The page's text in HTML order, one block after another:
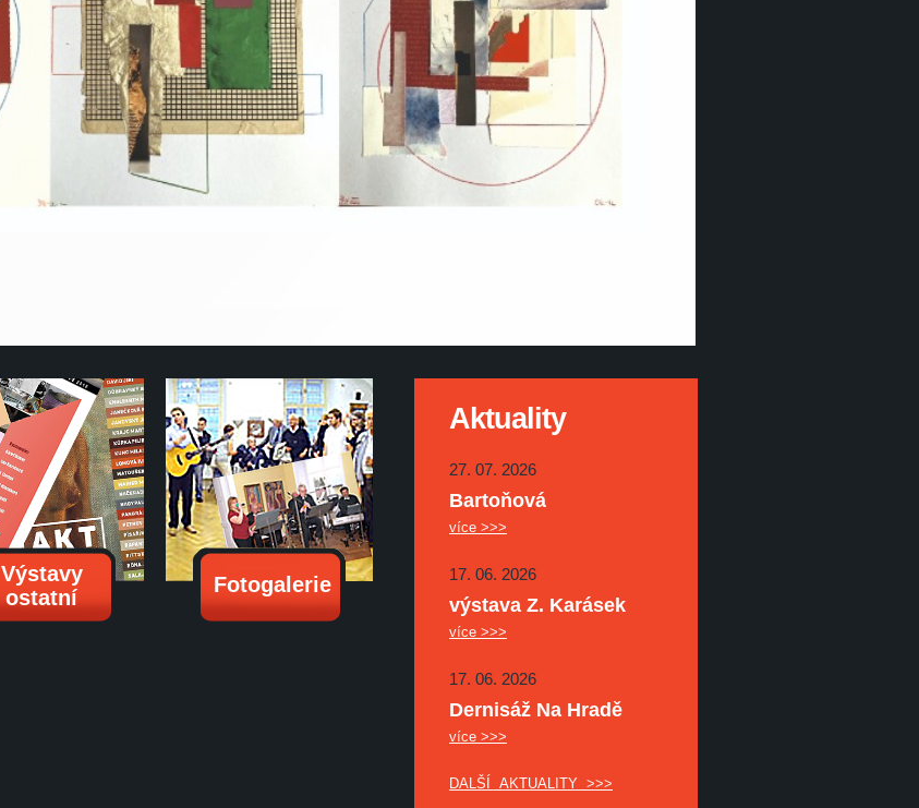
Výstavy
ostatní
Fotogalerie
Aktuality
27. 07. 2026
Bartoňová
více >>>
17. 06. 2026
výstava Z. Karásek
více >>>
17. 06. 2026
Dernisáž Na Hradě
více >>>
DALŠÍ AKTUALITY >>>